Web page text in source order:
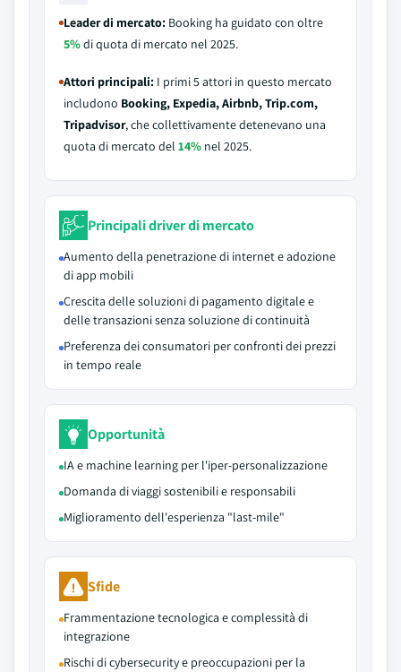
Leader di mercato: Booking ha guidato con oltre
5%di quota di mercato nel 2025.
Attori principali: I primi 5 attori in questo mercato
includono Booking, Expedia, Airbnb, Trip.com,
Tripadvisor, che collettivamente detenevano una
quota di mercato del 14% nel 2025.
Principali driver di mercato
Aumento della penetrazione di internet e adozione
di app mobili
Crescita delle soluzioni di pagamento digitale e
delle transazioni senza soluzione di continuità
Preferenza dei consumatori per confronti dei prezzi
in tempo reale
Opportunità
IA e machine learning per l'iper-personalizzazione
Domanda di viaggi sostenibili e responsabili
Miglioramento dell'esperienza "last-mile"
Sfide
Frammentazione tecnologica e complessità di
integrazione
Rischi di cybersecurity e preoccupazioni per la